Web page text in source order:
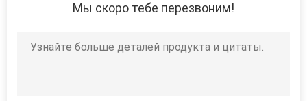
Мы скоро тебе перезвоним!